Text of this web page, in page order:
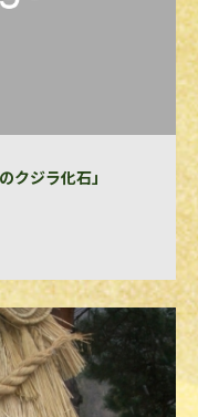
ジラ化石」